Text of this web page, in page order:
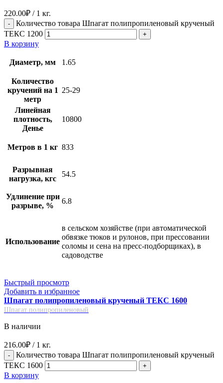
220.00₽ / 1 кг.
Количество товара Шпагат полипропиленовый крученый
ТЕКС 1200
В корзину
Диаметр, мм 1.65
Количество
кручений на 1
метр
25-29
Линейная
плотность,
Денье
10800
Метров в 1 кг 833
Разрывная
нагрузка, кгс
54.5
Удлинение при
разрыве, %
6.8
Использование
в сельском хозяйстве (при автоматической
обвязке тюков и рулонов, при прессовании
соломы и сена на пресс-подборщиках), в
садоводстве
Быстрый просмотр
Добавить в избранное
Шпагат полипропиленовый крученый ТЕКС 1600
Шпагат полипропиленовый
В наличии
216.00₽ / 1 кг.
Количество товара Шпагат полипропиленовый крученый
ТЕКС 1600
В корзину